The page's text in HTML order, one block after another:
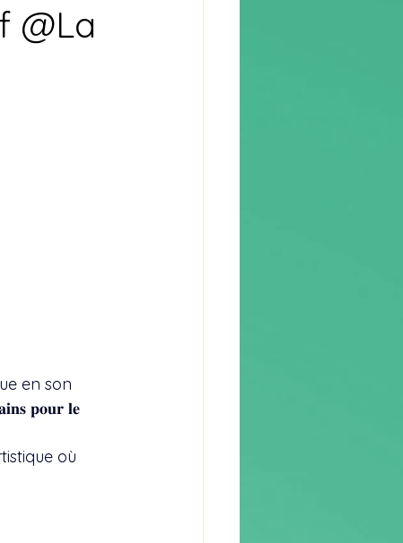
@La
en son
𝐩𝐨𝐮𝐫 𝐥𝐞
où